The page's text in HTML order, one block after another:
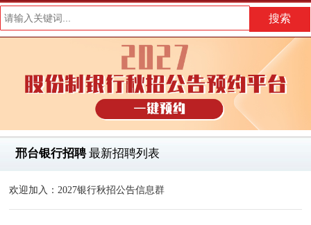
邢台银行招聘最新招聘列表
欢迎加入：2027银行秋招公告信息群